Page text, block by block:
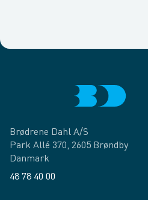
Brødrene Dahl A/S
Park Allé 370, 2605 Brøndby
Danmark
48 78 40 00